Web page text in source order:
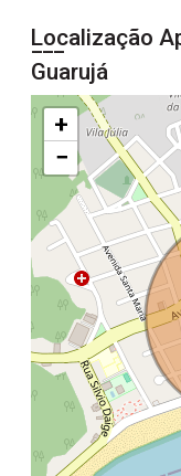
Localização
Guarujá
+
−